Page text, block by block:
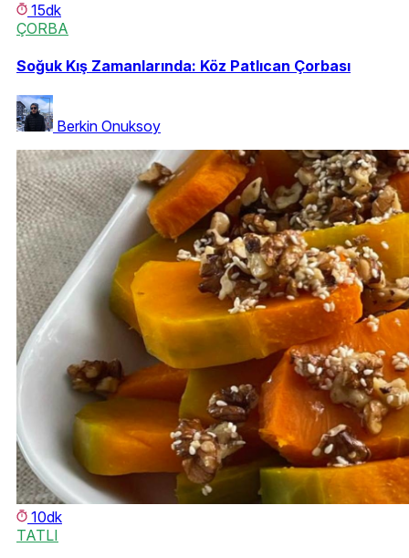
15dk
ÇORBA
Soğuk Kış Zamanlarında: Köz Patlıcan Çorbası
Berkin Onuksoy
10dk
TATLI